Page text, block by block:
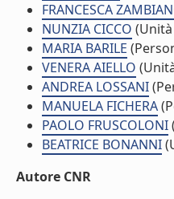
FRANCESCA
NUNZIA CICCO
MARIA BARILE
VENERA AIELLO
ANDREA LOSSANI
MANUELA FICHERA
PAOLO FRUSCOLONI
BEATRICE BONANNI
Autore CNR